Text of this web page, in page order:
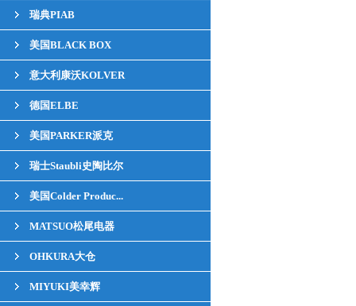
瑞典PIAB
美国BLACK BOX
意大利康沃KOLVER
德国ELBE
美国PARKER派克
瑞士Staubli史陶比尔
美国Colder Produc...
MATSUO松尾电器
OHKURA大仓
MIYUKI美幸辉